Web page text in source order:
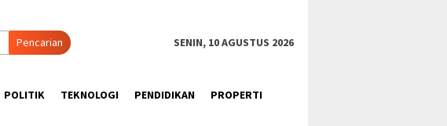
Pencarian SENIN, 10 AGUSTUS 2026
POLITIK TEKNOLOGI PENDIDIKAN PROPERTI